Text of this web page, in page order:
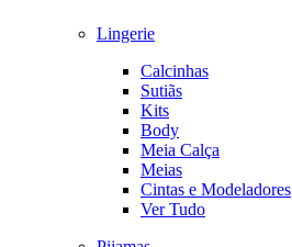
Lingerie
Calcinhas
Sutiãs
Kits
Body
Meia Calça
Meias
Cintas e Modeladores
Ver Tudo